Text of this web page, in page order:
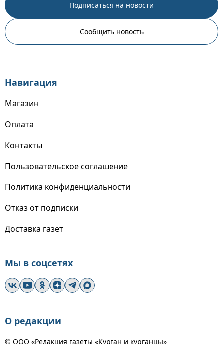
Подписаться на новости
Сообщить новость
Навигация
Магазин
Оплата
Контакты
Пользовательское соглашение
Политика конфиденциальности
Отказ от подписки
Доставка газет
Мы в соцсетях
О редакции
© ООО «Редакция газеты «Курган и курганцы»